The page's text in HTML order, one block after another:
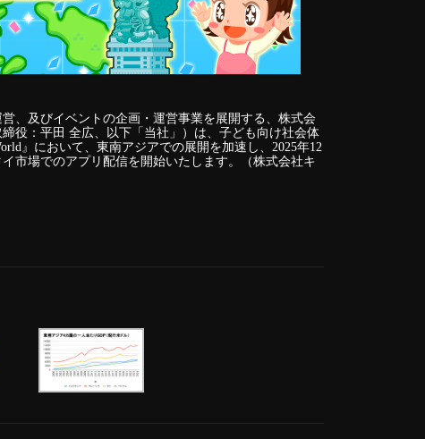
、及びイベントの企画・運営事業を展開する、株式会
役：平田 全広、以下「当社」）は、子ども向け社会体
』において、東南アジアでの展開を加速し、2025年12
市場でのアプリ配信を開始いたします。（株式会社キ